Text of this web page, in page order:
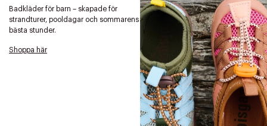
Badkläder för barn – skapade för
strandturer, pooldagar och sommarens
bästa stunder.
Shoppa här